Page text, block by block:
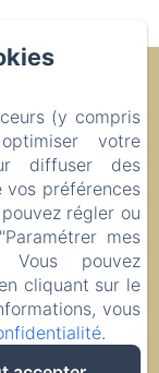
légales
du Midi,
(y compris
votre
diffuser des
vos préférences
régler ou
mes
Vous pouvez
cliquant sur le
vous
.